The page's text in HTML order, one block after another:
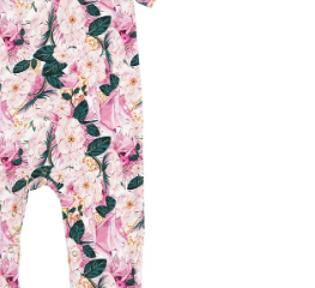
podmienky
údajov a poučenie o cookies
formulár
Moja objednávka